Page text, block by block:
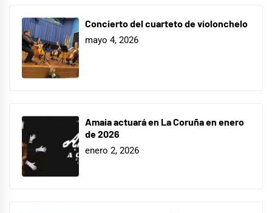
Concierto del cuarteto de violonchelo
mayo 4, 2026
Amaia actuará en La Coruña en enero
de 2026
enero 2, 2026